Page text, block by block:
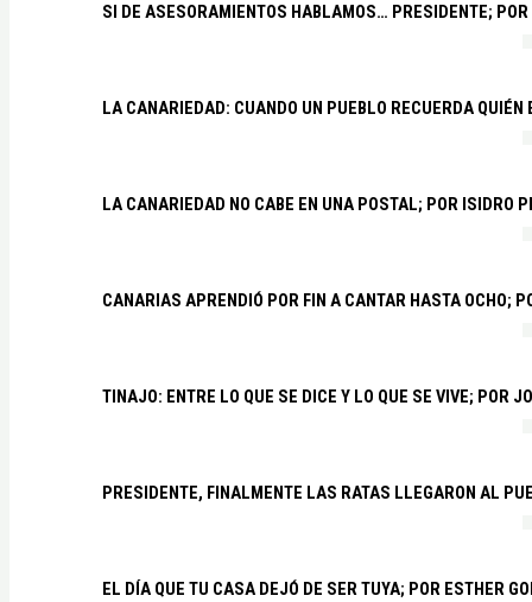
SI DE ASESORAMIENTOS HABLAMOS… PRESIDENTE;
LA CANARIEDAD: CUANDO UN PUEBLO RECUERDA QUIÉN
LA CANARIEDAD NO CABE EN UNA POSTAL; POR ISIDRO
CANARIAS APRENDIÓ POR FIN A CANTAR HASTA OCHO;
TINAJO: ENTRE LO QUE SE DICE Y LO QUE SE VIVE; POR
PRESIDENTE, FINALMENTE LAS RATAS LLEGARON AL
EL DÍA QUE TU CASA DEJÓ DE SER TUYA; POR ESTHER